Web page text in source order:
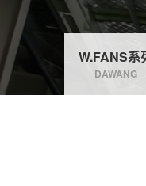
W.FANS系
DAWANG